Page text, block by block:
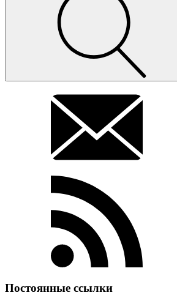
Постоянные ссылки